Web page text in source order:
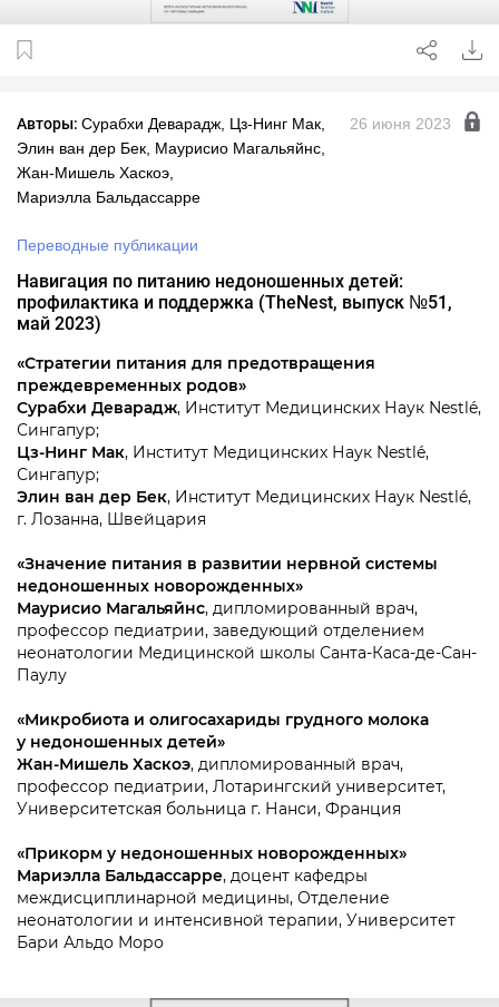
Авторы: Сурабхи Деварадж, Цз-Нинг Мак,
Элин ван дер Бек, Маурисио Магальяйнс,
Жан-Мишель Хаскоэ
Мариэлла Бальдассарре
Переводные публикации
26 июня 2023
Навигация по питанию недоношенных детей:
профилактика и поддержка (TheNest, выпуск №51,
май 2023)
«Стратегии питания для предотвращения
преждевременных родов»
Сурабхи Деварадж, Институт Медицинских Наук Nestlé,
Сингапур;
Цз-Нинг Мак, Институт Медицинских Наук Nestlé,
Сингапур;
Элин ван дер Бек, Институт Медицинских Наук Nestlé,
г. Лозанна, Швейцария
«Значение питания в развитии нервной системы
недоношенных новорожденных»
Маурисио Магальяйнс, дипломированный врач,
профессор педиатрии, заведующий отделением
неонатологии Медицинской школы Санта-Каса-де-Сан-
Паулу
«Микробиота и олигосахариды грудного молока
у недоношенных детей»
Жан-Мишель Хаскоэ, дипломированный врач,
профессор педиатрии, Лотарингский университет,
Университетская больница г. Нанси, Франция
«Прикорм у недоношенных новорожденных»
Мариэлла Бальдассарре, доцент кафедры
междисциплинарной медицины, Отделение
неонатологии и интенсивной терапии, Университет
Бари Альдо Моро